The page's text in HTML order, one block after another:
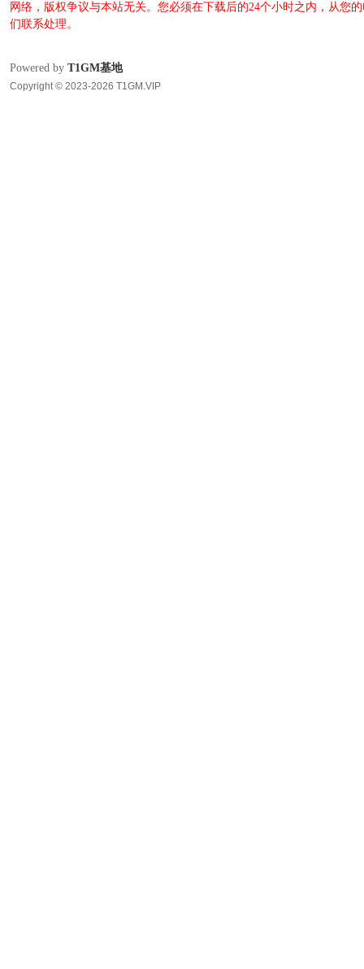
网络，版权争议与本站无关。您必须在下载后的24个小时之内，从您
们联系处理。
Powered by T1GM基地
Copyright © 2023-2026 T1GM.VIP